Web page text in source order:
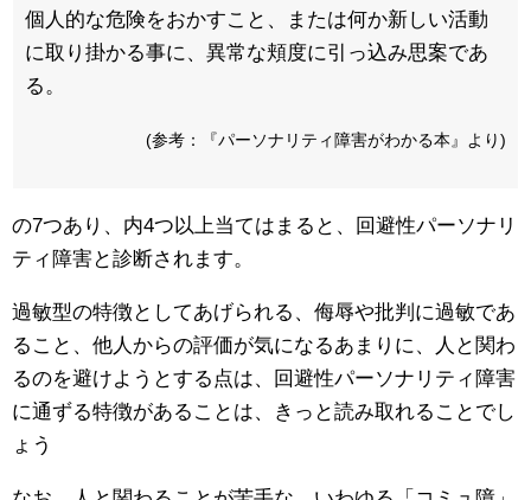
個人的な危険をおかすこと、または何か新しい活動
に取り掛かる事に、異常な頬度に引っ込み思案であ
る。
(参考：『パーソナリティ障害がわかる本』より)
の7つあり、内4つ以上当てはまると、回避性パーソナリ
ティ障害と診断されます。
過敏型の特徴としてあげられる、侮辱や批判に過敏であ
ること、他人からの評価が気になるあまりに、人と関わ
るのを避けようとする点は、回避性パーソナリティ障害
に通ずる特徴があることは、きっと読み取れることでし
ょう